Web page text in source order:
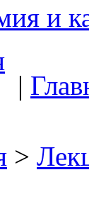
и
|
>